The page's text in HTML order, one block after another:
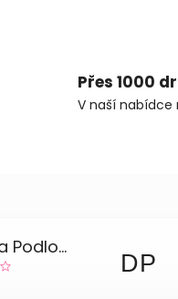
Přes 1000
V naší nabídce
Regina Podloucká
DP